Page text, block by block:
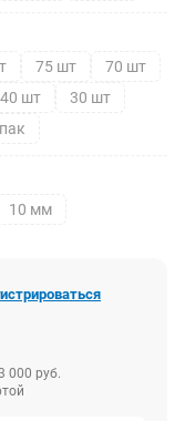
75 шт
70 шт
40 шт
30 шт
10 мм
000 руб.